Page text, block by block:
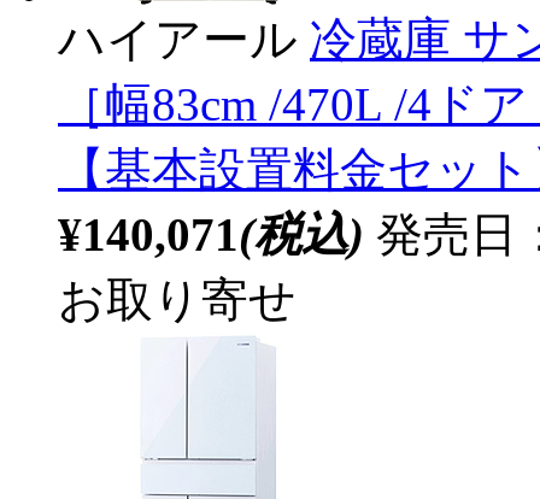
ハイアール 冷蔵庫 サ
［幅83cm /470L /4ド
【基本設置料金セッ
¥140,071(税込) 発売日
お取り寄せ